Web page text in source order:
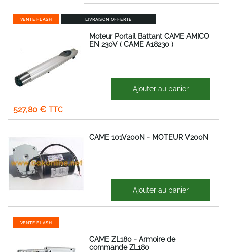
VENTE FLASH LIVRAISON OFFERTE
Moteur Portail Battant CAME AMICO
EN 230V ( CAME A18230 )
527,80 €
762,97 € Ajouter au panier
CAME 101V200N - MOTEUR V200N
Ajouter au panier
VENTE FLASH
CAME ZL180 - Armoire de
commande ZL180